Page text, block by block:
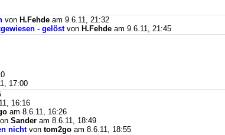
von H.Fehde am 9.6.11, 21:32
- gelöstvon H.Fehde am 9.6.11, 21:45
17:00
16:16
am 8.6.11, 16:26
Sander am 8.6.11, 18:49
nichtvon tom2go am 8.6.11, 18:55